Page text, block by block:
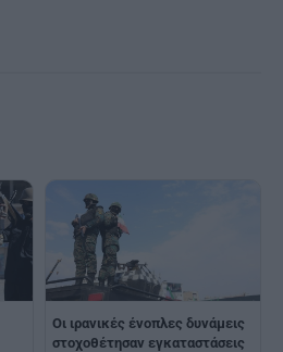
Οι ιρανικές ένοπλες δυνάμεις
στοχοθέτησαν εγκαταστάσεις